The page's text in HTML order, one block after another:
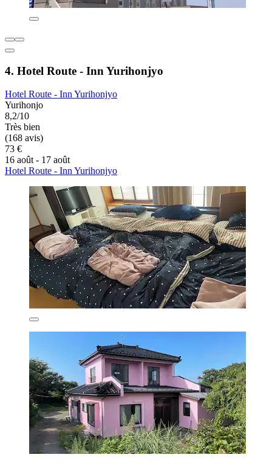
4. Hotel Route - Inn Yurihonjyo
Hotel Route - Inn Yurihonjyo
Yurihonjo
8,2/10
Très bien
(168 avis)
73 €
16 août - 17 août
Hotel Route - Inn Yurihonjyo